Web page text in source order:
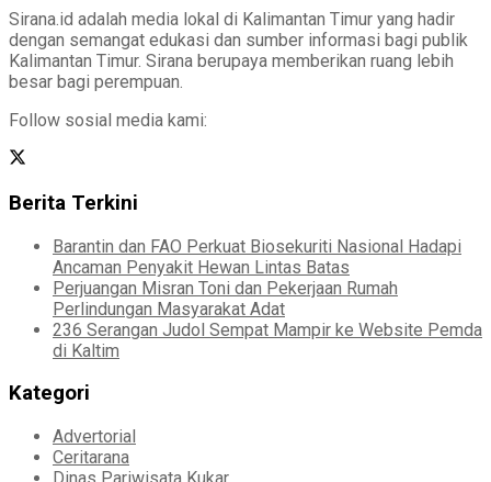
Sirana.id adalah media lokal di Kalimantan Timur yang hadir
dengan semangat edukasi dan sumber informasi bagi publik
Kalimantan Timur. Sirana berupaya memberikan ruang lebih
besar bagi perempuan.
Follow sosial media kami:
Berita Terkini
Barantin dan FAO Perkuat Biosekuriti Nasional Hadapi
Ancaman Penyakit Hewan Lintas Batas
Perjuangan Misran Toni dan Pekerjaan Rumah
Perlindungan Masyarakat Adat
236 Serangan Judol Sempat Mampir ke Website Pemda
di Kaltim
Kategori
Advertorial
Ceritarana